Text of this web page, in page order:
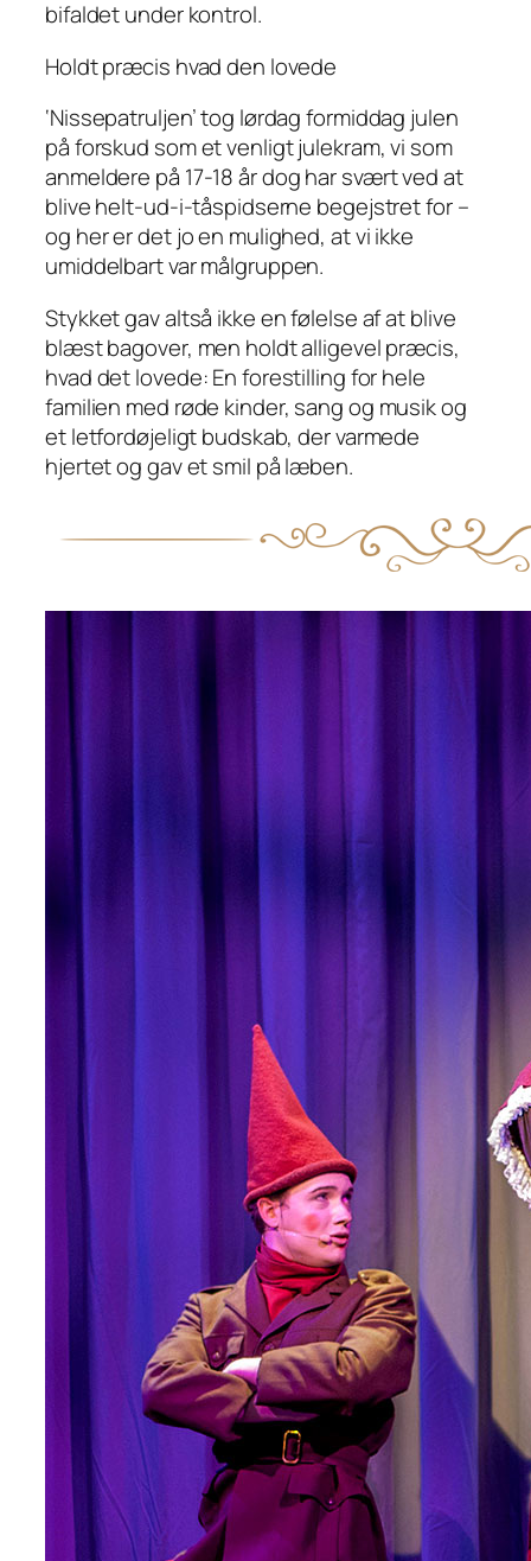
bifaldet under kontrol.
Holdt præcis hvad den lovede
‘Nissepatruljen’ tog lørdag formiddag julen
på forskud som et venligt julekram, vi som
anmeldere på 17-18 år dog har svært ved at
blive helt-ud-i-tåspidserne begejstret for –
og her er det jo en mulighed, at vi ikke
umiddelbart var målgruppen.
Stykket gav altså ikke en følelse af at blive
blæst bagover, men holdt alligevel præcis,
hvad det lovede: En forestilling for hele
familien med røde kinder, sang og musik og
et letfordøjeligt budskab, der varmede
hjertet og gav et smil på læben.